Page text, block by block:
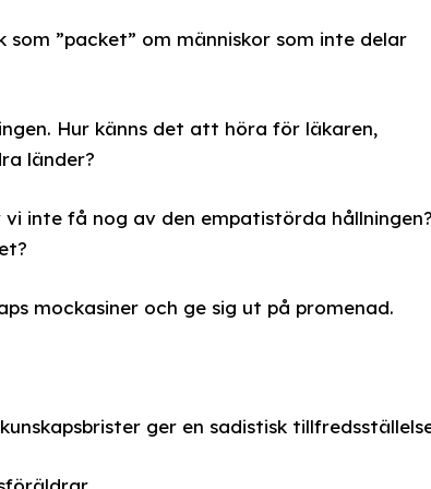
”packet” om människor som inte delar
Hur känns det att höra för läkaren,
länder?
inte få nog av den empatistörda
mockasiner och ge sig ut på promenad.
ger en sadistisk